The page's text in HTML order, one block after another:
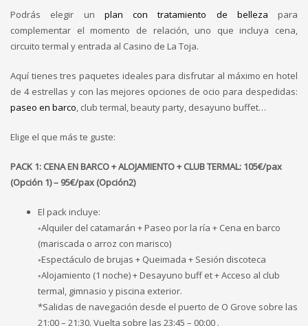
Podrás elegir un plan con tratamiento de belleza para
complementar el momento de relación, uno que incluya cena,
circuito termal y entrada al Casino de La Toja.
Aquí tienes tres paquetes ideales para disfrutar al máximo en hotel
de 4 estrellas y con las mejores opciones de ocio para despedidas:
paseo en barco, club termal, beauty party, desayuno buffet…
Elige el que más te guste:
PACK 1: CENA EN BARCO + ALOJAMIENTO + CLUB TERMAL: 105€/pax
(Opción 1) – 95€/pax (Opción2)
El pack incluye:
◦Alquiler del catamarán + Paseo por la ría + Cena en barco
(mariscada o arroz con marisco)
◦Espectáculo de brujas + Queimada + Sesión discoteca
◦Alojamiento (1 noche) + Desayuno buff et + Acceso al club
termal, gimnasio y piscina exterior.
*Salidas de navegación desde el puerto de O Grove sobre las
21:00 – 21:30. Vuelta sobre las 23:45 – 00:00 .